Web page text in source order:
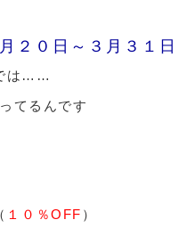
２０日～３月３１日
は……
てるんです
１０％OFF ）